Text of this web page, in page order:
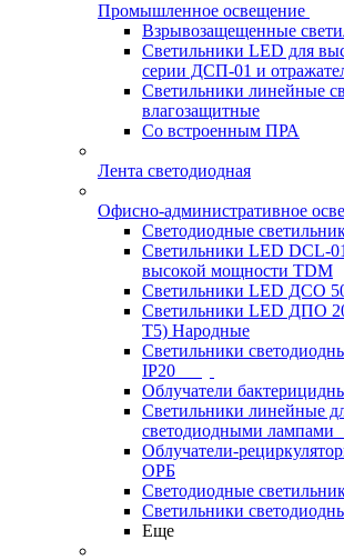
Промышленное освещение
Взрывозащещенные
Светильники LED для
серии ДСП-01 и
Светильники линейные
влагозащитные
Со встроенным ПРА
Лента светодиодная
Офисно-административное
Светодиодные
Светильники LED DCL-
высокой мощности TDM
Светильники LED ДСО
Светильники LED ДПО
Т5) Народные
Светильники
IP20
Облучатели
Светильники линейные
светодиодными лампами
Облучатели-
ОРБ
Светодиодные
Светильники
Еще